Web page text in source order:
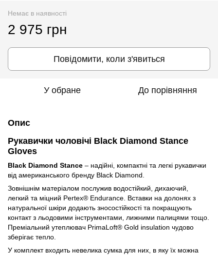
Немає в наявності
2 975 грн
Повідомити, коли з'явиться
У обране До порівняння
Опис
Рукавички чоловічі Black Diamond Stance
Gloves
Black Diamond Stance – надійні, компактні та легкі рукавички
від американського бренду Black Diamond.
Зовнішнім матеріалом послужив водостійкий, дихаючий,
легкий та міцний Pertex® Endurance. Вставки на долонях з
натуральної шкіри додають зносостійкості та покращують
контакт з льодовими інструментами, лижними палицями тощо.
Преміальний утеплювач PrimaLoft® Gold insulation чудово
зберігає тепло.
У комплект входить невелика сумка для них, в яку їх можна